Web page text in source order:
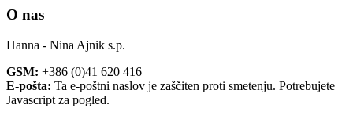
O nas
Hanna - Nina Ajnik s.p.
GSM: +386 (0)41 620 416
E-pošta: Ta e-poštni naslov je zaščiten proti smetenju. Potrebujete
Javascript za pogled.